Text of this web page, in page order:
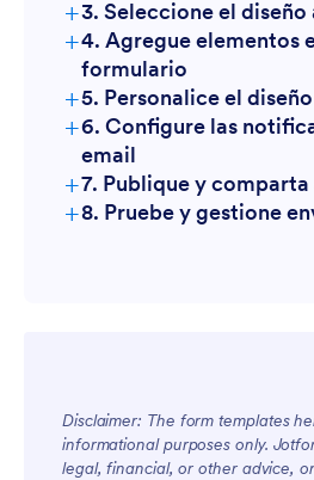
+3. Seleccione el diseño
+4. Agregue elementos
formulario
+5. Personalice el
+6. Configure las
email
+7. Publique y
+8. Pruebe y gestione
Disclaimer: The form templates
informational purposes only.
legal, financial, or other advice,